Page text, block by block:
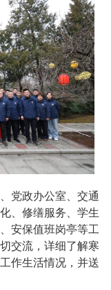
党政办公室、交通
、修缮服务、学生
安保值班岗亭等工
交流，详细了解寒
作生活情况，并送